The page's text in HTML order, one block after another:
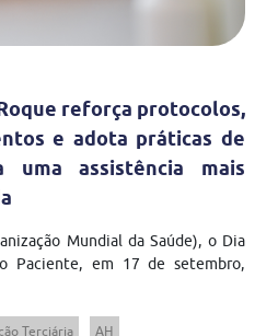
reforça protocolos,
e adota práticas de
uma assistência mais
Mundial da Saúde), o Dia
Paciente, em 17 de setembro,
Terciária
AH